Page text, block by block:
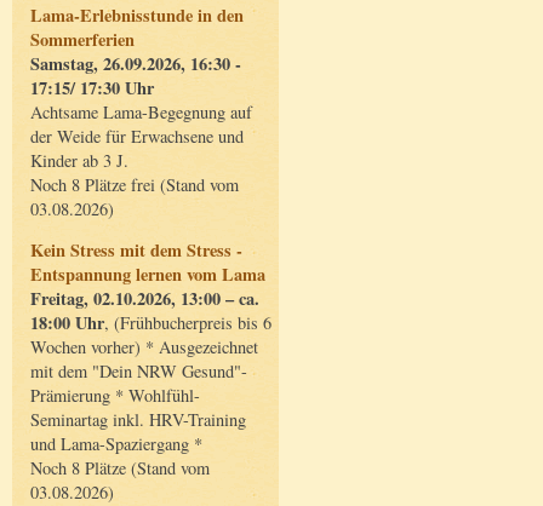
Lama-Erlebnisstunde in den
Sommerferien
Samstag, 26.09.2026, 16:30 -
17:15/ 17:30 Uhr
Achtsame Lama-Begegnung auf
der Weide für Erwachsene und
Kinder ab 3 J.
Noch 8 Plätze frei (Stand vom
03.08.2026)
Kein Stress mit dem Stress -
Entspannung lernen vom Lama
Freitag, 02.10.2026, 13:00 – ca.
18:00 Uhr, (Frühbucherpreis bis 6
Wochen vorher) * Ausgezeichnet
mit dem "Dein NRW Gesund"-
Prämierung * Wohlfühl-
Seminartag inkl. HRV-Training
und Lama-Spaziergang *
Noch 8 Plätze (Stand vom
03.08.2026)